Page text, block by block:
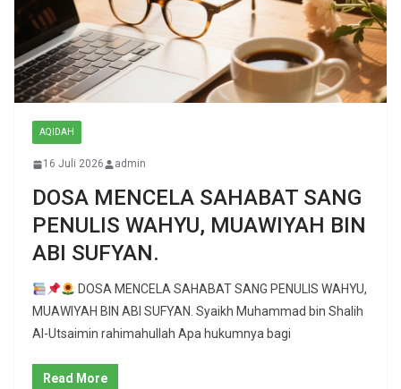
AQIDAH
16 Juli 2026 admin
DOSA MENCELA SAHABAT SANG
PENULIS WAHYU, MUAWIYAH BIN
ABI SUFYAN.
DOSA MENCELA SAHABAT SANG PENULIS WAHYU,
MUAWIYAH BIN ABI SUFYAN. Syaikh Muhammad bin Shalih
Al-Utsaimin rahimahullah Apa hukumnya bagi
Read More